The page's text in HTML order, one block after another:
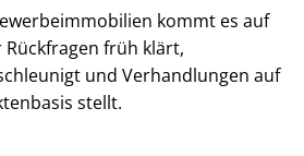
kommt es auf
früh klärt,
und Verhandlungen auf
stellt.